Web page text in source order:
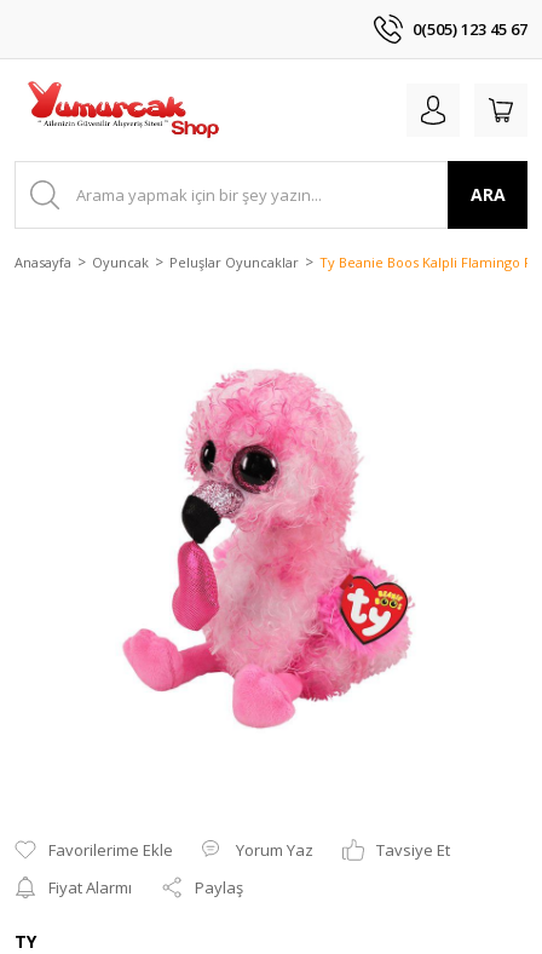
0(505) 123 45 67
ARA
Anasayfa Oyuncak Peluşlar Oyuncaklar Ty Beanie Boos Kalpli Flamingo
Yorum Yaz
Tavsiye Et
Fiyat Alarmı
Paylaş
TY